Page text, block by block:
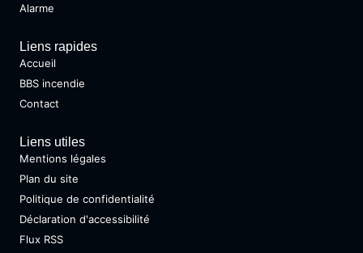
Alarme
Liens rapides
Accueil
BBS incendie
Contact
Liens utiles
Mentions légales
Plan du site
Politique de confidentialité
Déclaration d'accessibilité
Flux RSS